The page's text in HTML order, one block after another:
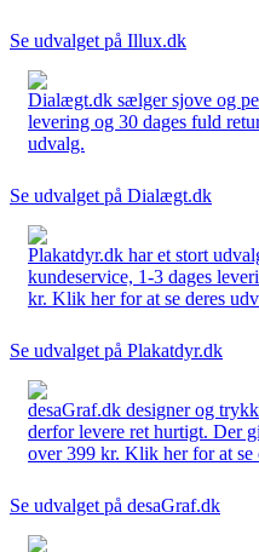
Se udvalget på Illux.dk
Dialægt.dk sælger sjove og
levering og 30 dages fuld
udvalg.
Se udvalget på Dialægt.dk
Plakatdyr.dk har et stort
kundeservice, 1-3 dages
kr. Klik her for at se deres
Se udvalget på Plakatdyr.dk
desaGraf.dk designer og
derfor levere ret hurtigt. Der
over 399 kr. Klik her for at se
Se udvalget på desaGraf.dk